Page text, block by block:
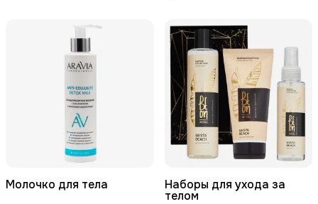
Молочко для тела Наборы для ухода за
телом